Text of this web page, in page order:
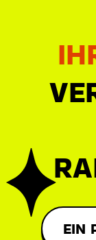
EIN